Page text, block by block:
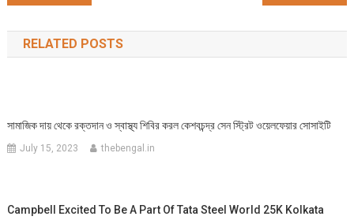
navigation
RELATED POSTS
সামাজিক দায় থেকে রক্তদান ও স্বাস্থ্য শিবির করল কেশবচন্দ্র সেন স্ট্রিট ওয়েলফেয়ার সোসাইটি
July 15, 2023 thebengal.in
Campbell Excited To Be A Part Of Tata Steel World 25K Kolkata